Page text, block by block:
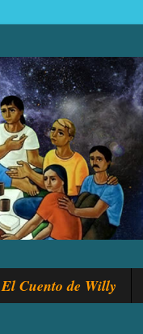
El Cuento de Willy